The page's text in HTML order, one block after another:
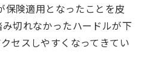
保険適用となったことを皮
切れなかったハードルが下
セスしやすくなってきてい